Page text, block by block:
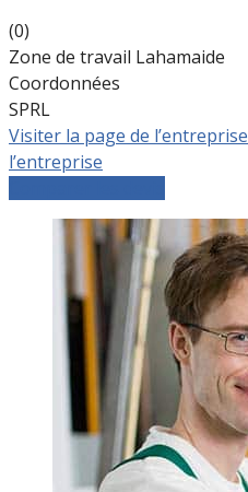
(0)
Zone de travail Lahamaide
Coordonnées
SPRL
Visiter la page de l’entreprise
l’entreprise